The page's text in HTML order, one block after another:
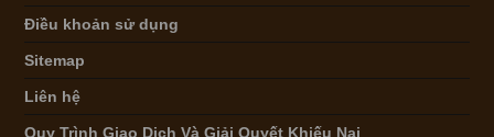
Điều khoản sử dụng
Sitemap
Liên hệ
Quy Trình Giao Dịch Và Giải Quyết Khiếu Nại